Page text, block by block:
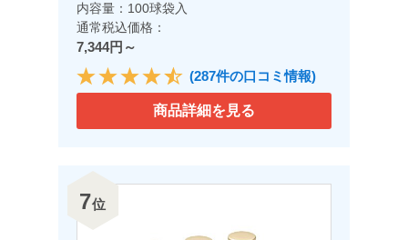
内容量：100球袋入
通常税込価格：
7,344円～
(287件の口コミ情報)
商品詳細を見る
7位